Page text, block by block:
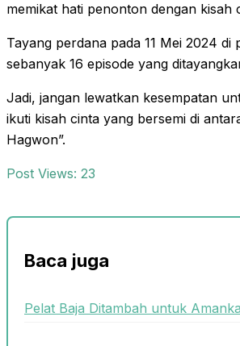
memikat hati penonton dengan kisah
Tayang perdana pada 11 Mei 2024
sebanyak 16 episode yang
Jadi, jangan lewatkan kesempatan
ikuti kisah cinta yang bersemi di
Hagwon”.
Post Views: 23
Baca juga
Pelat Baja Ditambah untuk